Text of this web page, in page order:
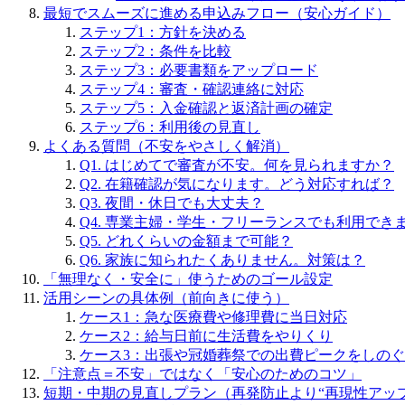
最短でスムーズに進める申込みフロー（安心ガイド）
ステップ1：方針を決める
ステップ2：条件を比較
ステップ3：必要書類をアップロード
ステップ4：審査・確認連絡に対応
ステップ5：入金確認と返済計画の確定
ステップ6：利用後の見直し
よくある質問（不安をやさしく解消）
Q1. はじめてで審査が不安。何を見られますか？
Q2. 在籍確認が気になります。どう対応すれば？
Q3. 夜間・休日でも大丈夫？
Q4. 専業主婦・学生・フリーランスでも利用でき
Q5. どれくらいの金額まで可能？
Q6. 家族に知られたくありません。対策は？
「無理なく・安全に」使うためのゴール設定
活用シーンの具体例（前向きに使う）
ケース1：急な医療費や修理費に当日対応
ケース2：給与日前に生活費をやりくり
ケース3：出張や冠婚葬祭での出費ピークをしのぐ
「注意点＝不安」ではなく「安心のためのコツ」
短期・中期の見直しプラン（再発防止より“再現性アッ